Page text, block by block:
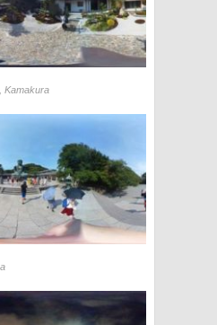
Kamakura